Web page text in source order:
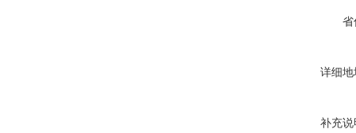
省
详细
补充